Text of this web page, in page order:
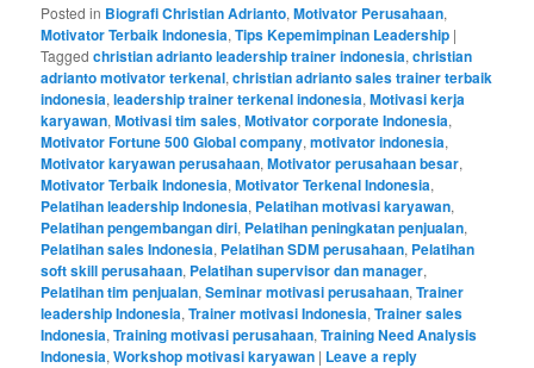
Posted in Biografi Christian Adrianto,Motivator Perusahaan,
Motivator Terbaik Indonesia,Tips Kepemimpinan Leadership |
Tagged christian adrianto leadership trainer indonesia,christian
adrianto motivator terkenal,christian adrianto sales trainer terbaik
indonesia,leadership trainer terkenal indonesia,Motivasi kerja
karyawan,Motivasi tim sales,Motivator corporate Indonesia,
Motivator Fortune 500 Global company,motivator indonesia,
Motivator karyawan perusahaan,Motivator perusahaan besar,
Motivator Terbaik Indonesia,Motivator Terkenal Indonesia,
Pelatihan leadership Indonesia, Pelatihan motivasi karyawan,
Pelatihan pengembangan diri, Pelatihan peningkatan penjualan,
Pelatihan sales Indonesia, Pelatihan SDM perusahaan, Pelatihan
soft skill perusahaan, Pelatihan supervisor dan manager,
Pelatihan tim penjualan,Seminar motivasi perusahaan,Trainer
leadership Indonesia,Trainer motivasi Indonesia,Trainer sales
Indonesia,Training motivasi perusahaan,Training Need Analysis
Indonesia,Workshop motivasi karyawan | Leave a reply